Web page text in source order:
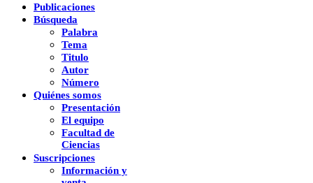
Publicaciones
Búsqueda
Palabra
Tema
Titulo
Autor
Número
Quiénes somos
Presentación
El equipo
Facultad de
Ciencias
Suscripciones
Información y